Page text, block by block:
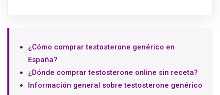
¿Cómo comprar testosterone genérico en
España?
¿Dónde comprar testosterone online sin receta?
Información general sobre testosterone genérico